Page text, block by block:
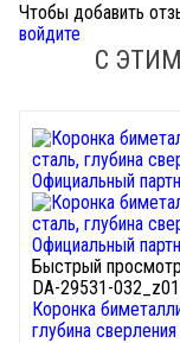
Чтобы добавить
войдите
С
Быстрый просмотр
DA-29531-032_z01
Коронка
глубина